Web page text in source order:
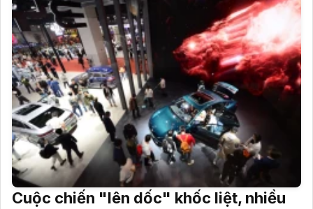
Cuộc chiến "lên dốc" khốc liệt, nhiều